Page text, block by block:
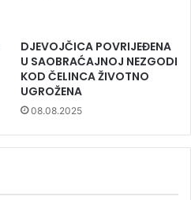
DJEVOJČICA POVRIJEĐENA
U SAOBRAĆAJNOJ NEZGODI
KOD ČELINCA ŽIVOTNO
UGROŽENA
08.08.2025